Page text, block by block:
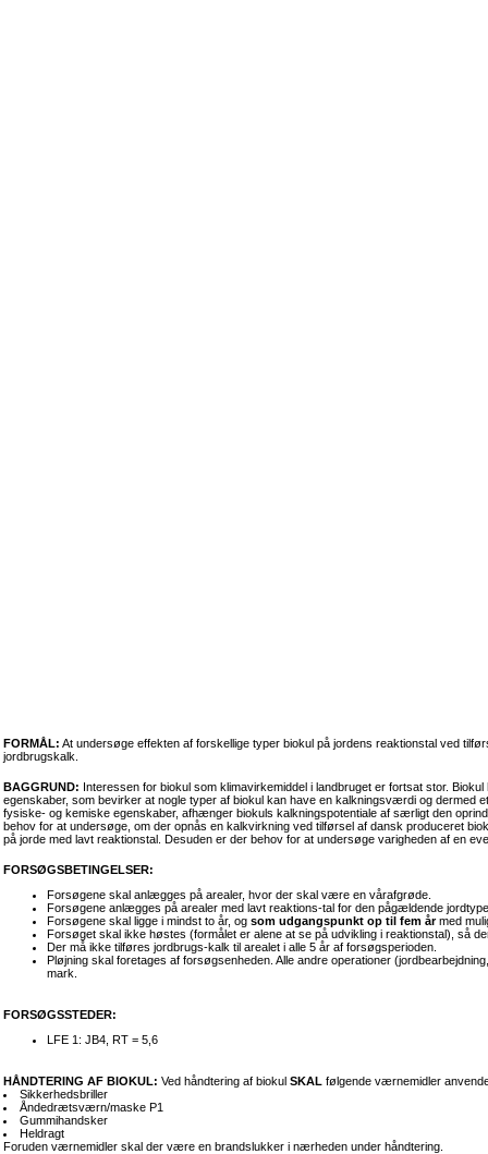
FORMÅL: At undersøge effekten af forskellige typer biokul på jordens reaktionstal ved
jordbrugskalk.
BAGGRUND: Interessen for biokul som klimavirkemiddel i landbruget er fortsat stor.
egenskaber, som bevirker at nogle typer af biokul kan have en kalkningsværdi og dermed
fysiske- og kemiske egenskaber, afhænger biokuls kalkningspotentiale af særligt den
behov for at undersøge, om der opnås en kalkvirkning ved tilførsel af dansk produceret
på jorde med lavt reaktionstal. Desuden er der behov for at undersøge varigheden af en
FORSØGSBETINGELSER:
Forsøgene skal anlægges på arealer, hvor der skal være en vårafgrøde.
Forsøgene anlægges på arealer med lavt reaktions-tal for den pågældende
Forsøgene skal ligge i mindst to år, og som udgangspunkt op til fem årmed
Forsøget skal ikke høstes (formålet er alene at se på udvikling i reaktionstal), så
Der må ikke tilføres jordbrugs-kalk til arealet i alle 5 år af forsøgsperioden.
Pløjning skal foretages af forsøgsenheden. Alle andre operationer
mark.
FORSØGSSTEDER:
LFE 1: JB4, RT = 5,6
HÅNDTERING AF BIOKUL: Ved håndtering af biokul SKAL følgende værnemidler
Sikkerhedsbriller
Åndedrætsværn/maske P1
Gummihandsker
Heldragt
Foruden værnemidler skal der være en brandslukker i nærheden under håndtering.